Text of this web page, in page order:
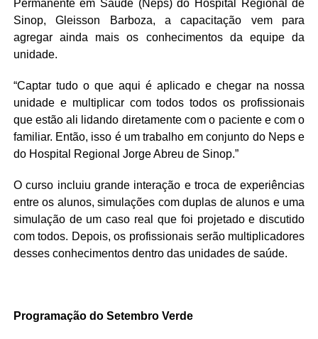
Permanente em Saúde (Neps) do Hospital Regional de
Sinop, Gleisson Barboza, a capacitação vem para
agregar ainda mais os conhecimentos da equipe da
unidade.
“Captar tudo o que aqui é aplicado e chegar na nossa
unidade e multiplicar com todos todos os profissionais
que estão ali lidando diretamente com o paciente e com o
familiar. Então, isso é um trabalho em conjunto do Neps e
do Hospital Regional Jorge Abreu de Sinop.”
O curso incluiu grande interação e troca de experiências
entre os alunos, simulações com duplas de alunos e uma
simulação de um caso real que foi projetado e discutido
com todos. Depois, os profissionais serão multiplicadores
desses conhecimentos dentro das unidades de saúde.
Programação do Setembro Verde